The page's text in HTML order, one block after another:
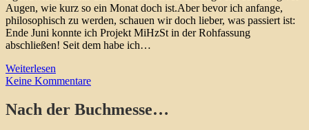
Augen, wie kurz so ein Monat doch ist.Aber bevor ich anfange,
philosophisch zu werden, schauen wir doch lieber, was passiert ist:
Ende Juni konnte ich Projekt MiHzSt in der Rohfassung
abschließen! Seit dem habe ich…
Weiterlesen
Keine Kommentare
Nach der Buchmesse…